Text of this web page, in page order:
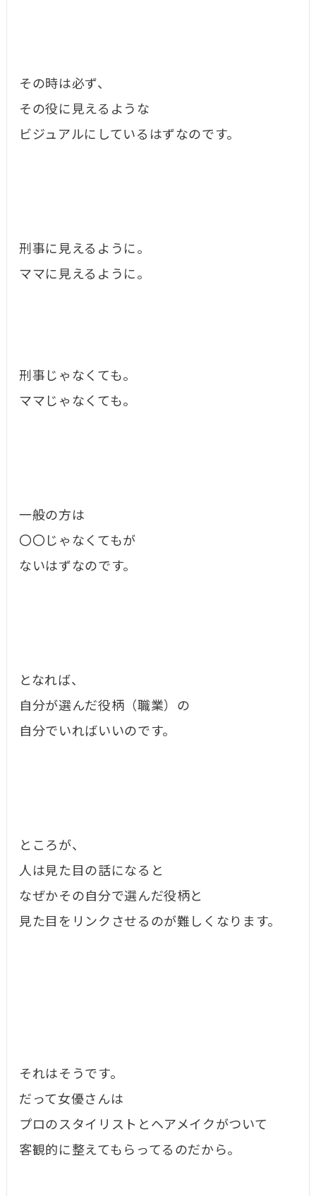
その時は必ず、
その役に見えるような
ビジュアルにしているはずなのです。
刑事に見えるように。
ママに見えるように。
刑事じゃなくても。
ママじゃなくても。
一般の方は
〇〇じゃなくてもが
ないはずなのです。
となれば、
自分が選んだ役柄（職業）の
自分でいればいいのです。
ところが、
人は見た目の話になると
なぜかその自分で選んだ役柄と
見た目をリンクさせるのが難しくなります。
それはそうです。
だって女優さんは
プロのスタイリストとヘアメイクがついて
客観的に整えてもらってるのだから。